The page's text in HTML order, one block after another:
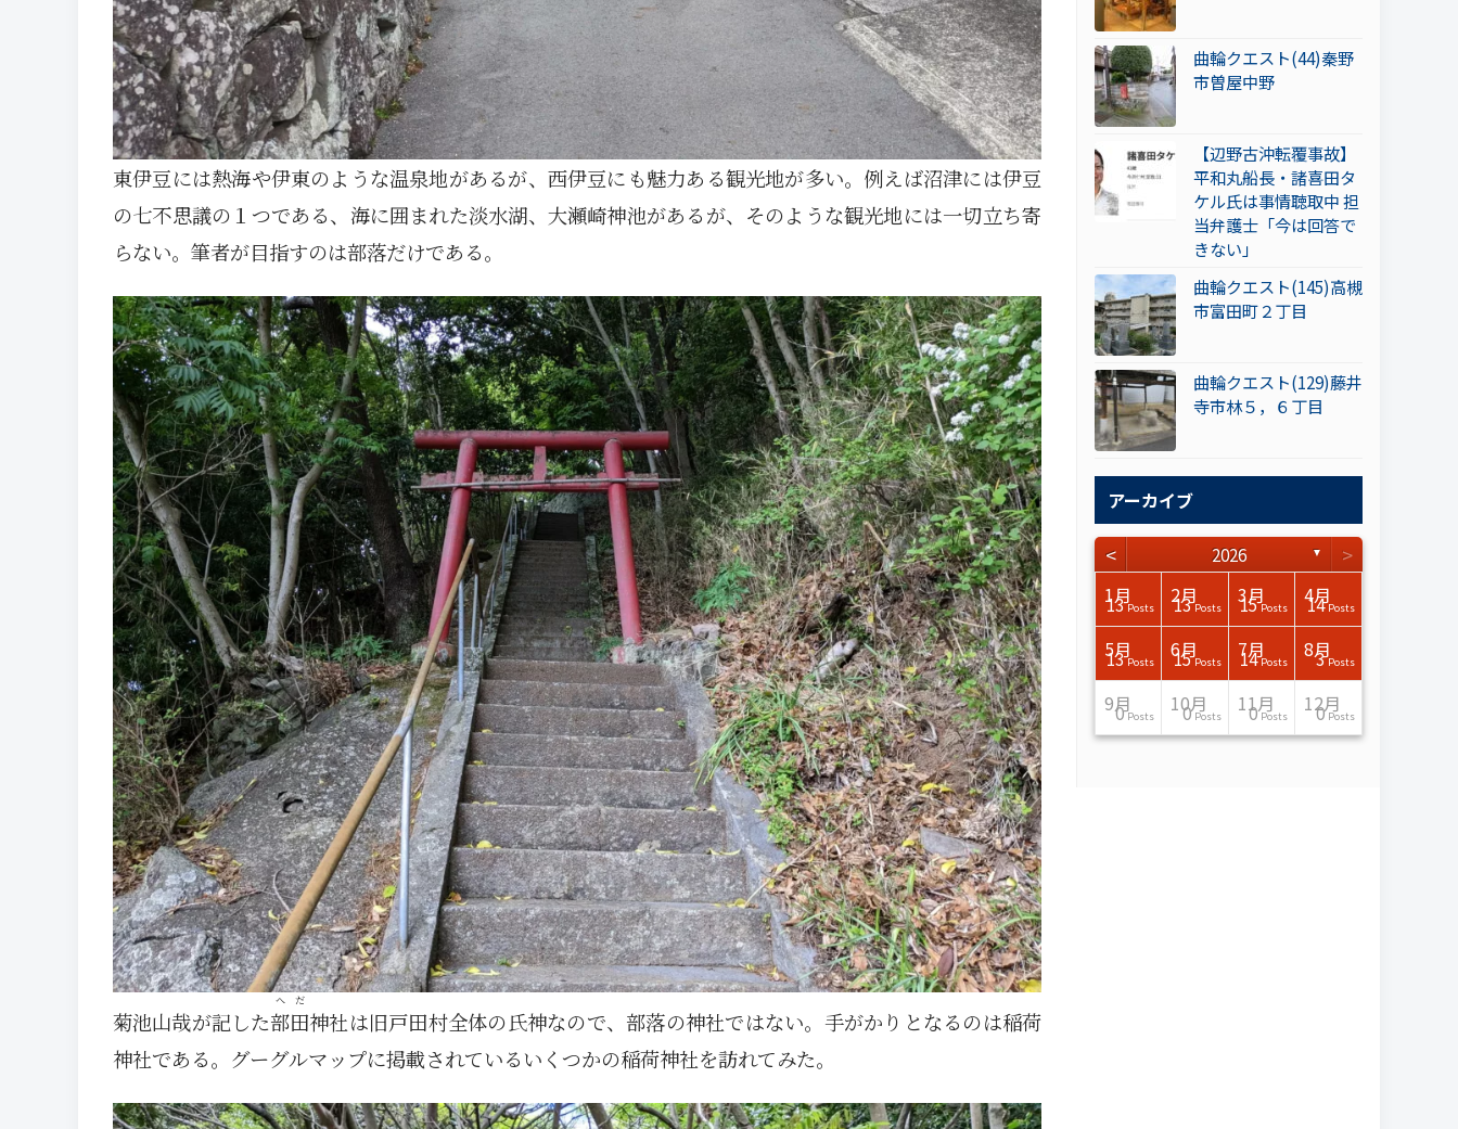
曲輪クエスト(44)秦野
市曽屋中野
【辺野古沖転覆事故】
平和丸船長・諸喜田タ
ケル氏は事情聴取中 担
当弁護士「今は回答で
きない」
曲輪クエスト(145)高槻
市富田町２丁目
曲輪クエスト(129)藤井
寺市林５，６丁目
アーカイブ
< 2026 ▼ >
1月
13 Posts
2月
13 Posts
3月
15 Posts
4月
14 Posts
5月
13 Posts
6月
15 Posts
7月
14 Posts
8月
3 Posts
9月
0 Posts
10月
0 Posts
11月
0 Posts
12月
0 Posts
1月
13 Posts
2月
13 Posts
3月
15 Posts
4月
5月
12 Posts
6月
13 Posts
7月
15 Posts
8月
9月
15 Posts
10月
15 Posts
11月
13 Posts
12月
1月
12 Posts
2月
12 Posts
3月
17 Posts
4月
5月
14 Posts
6月
13 Posts
7月
16 Posts
8月
9月
13 Posts
10月
19 Posts
11月
16 Posts
12月
1月
13 Posts
2月
14 Posts
3月
17 Posts
4月
5月
11 Posts
6月
14 Posts
7月
13 Posts
8月
9月
16 Posts
10月
16 Posts
11月
13 Posts
12月
1月
11 Posts
2月
12 Posts
3月
14 Posts
4月
5月
12 Posts
6月
14 Posts
7月
16 Posts
8月
9月
16 Posts
10月
13 Posts
11月
13 Posts
12月
1月
11 Posts
2月
14 Posts
3月
14 Posts
4月
5月
14 Posts
6月
15 Posts
7月
15 Posts
8月
9月
14 Posts
10月
17 Posts
11月
13 Posts
12月
1月
12 Posts
2月
13 Posts
3月
15 Posts
4月
5月
12 Posts
6月
9 Posts
7月
12 Posts
8月
9月
13 Posts
10月
12 Posts
11月
13 Posts
12月
1月
11 Posts
2月
12 Posts
3月
14 Posts
4月
5月
11 Posts
6月
12 Posts
7月
15 Posts
8月
9月
12 Posts
10月
13 Posts
11月
14 Posts
12月
1月
10 Posts
2月
12 Posts
3月
12 Posts
4月
5月
11 Posts
6月
13 Posts
7月
13 Posts
8月
9月
12 Posts
10月
14 Posts
11月
13 Posts
12月
1月
9 Posts
2月
11 Posts
3月
14 Posts
4月
5月
11 Posts
6月
13 Posts
7月
13 Posts
8月
9月
13 Posts
10月
13 Posts
11月
13 Posts
12月
1月
11 Posts
2月
13 Posts
3月
15 Posts
4月
5月
7 Posts
6月
12 Posts
7月
13 Posts
8月
9月
12 Posts
10月
11 Posts
11月
13 Posts
12月
1月
0 Posts
2月
0 Posts
3月
1 Post
4月
5月
0 Posts
6月
0 Posts
7月
0 Posts
8月
9月
0 Posts
10月
0 Posts
11月
4 Posts
12月
1月
0 Posts
2月
2 Posts
3月
0 Posts
4月
5月
0 Posts
6月
1 Post
7月
0 Posts
8月
9月
0 Posts
10月
1 Post
11月
0 Posts
12月
1月
0 Posts
2月
1 Post
3月
0 Posts
4月
5月
2 Posts
6月
0 Posts
7月
0 Posts
8月
9月
4 Posts
10月
0 Posts
11月
1 Post
12月
1月
1 Post
2月
3 Posts
3月
3 Posts
4月
5月
2 Posts
6月
2 Posts
7月
2 Posts
8月
9月
1 Post
10月
7 Posts
11月
2 Posts
12月
1月
0 Posts
2月
0 Posts
3月
0 Posts
4月
5月
0 Posts
6月
0 Posts
7月
0 Posts
8月
9月
2 Posts
10月
2 Posts
11月
6 Posts
12月
1月
0 Posts
2月
0 Posts
3月
0 Posts
4月
5月
0 Posts
6月
0 Posts
7月
0 Posts
8月
9月
1 Post
10月
0 Posts
11月
0 Posts
12月
東伊豆には熱海や伊東のような温泉地があるが、西伊豆にも魅力ある観光地が多い。例えば沼津には伊豆
の七不思議の１つである、海に囲まれた淡水湖、大瀬崎神池があるが、そのような観光地には一切立ち寄
らない。筆者が目指すのは部落だけである。
菊池山哉が記した部田
へだ
神社は旧戸田村全体の氏神なので、部落の神社ではない。手がかりとなるのは稲荷
神社である。グーグルマップに掲載されているいくつかの稲荷神社を訪れてみた。